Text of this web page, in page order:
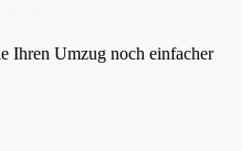
Ihren Umzug noch einfacher